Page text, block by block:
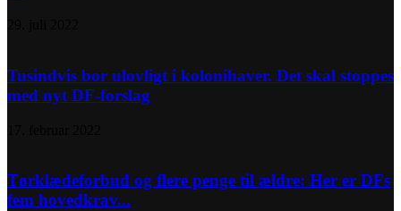
Tusindvis bor ulovligt i kolonihaver. Det skal stoppes
med nyt DF-forslag
Tørklædeforbud og flere penge til ældre: Her er DFs
fem hovedkrav...